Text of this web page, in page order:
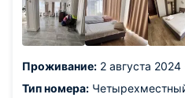
Проживание: 2 августа 2024
Тип номера: